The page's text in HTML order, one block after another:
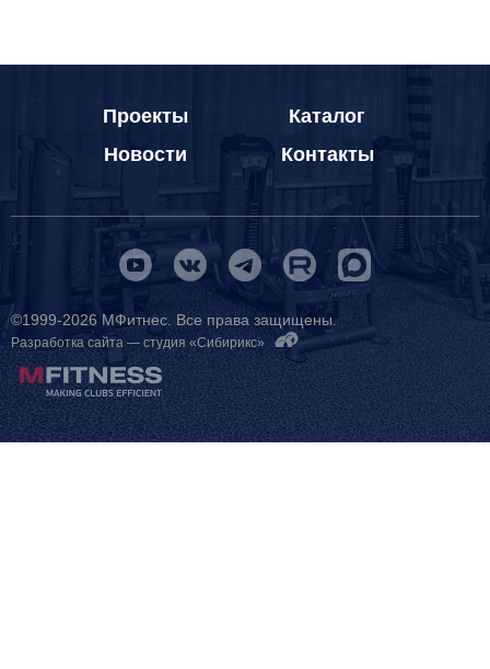
Проекты
Каталог
Новости
Контакты
©1999-2026 МФитнес. Все права защищены.
Разработка сайта — студия «Сибирикс»